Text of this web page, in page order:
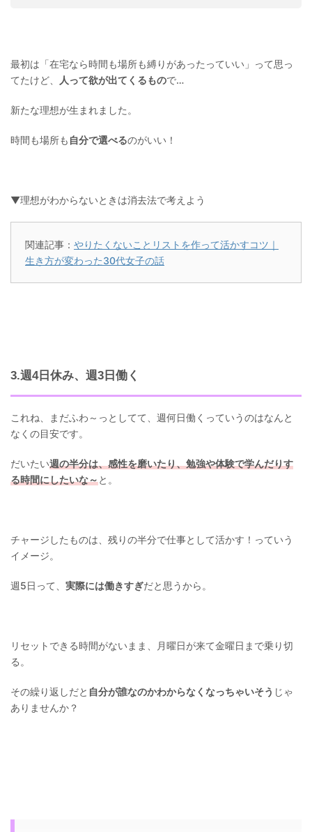
最初は「在宅なら時間も場所も縛りがあったっていい」って思っ
てたけど、
人って欲が出てくるもので…
新たな理想が生まれました。
時間も場所も 自分で選べるのがいい！
▼理想がわからないときは消去法で考えよう
関連記事： やりたくないことリストを作って活かすコツ｜
生き方が変わった30代女子の話
3.週4日休み、週3日働く
これね、まだふわ～っとしてて、週何日働くっていうのはなんと
なくの目安です。
だいたい週の半分は、感性を磨いたり、勉強や体験で学んだりす
る時間にしたいな～と。
チャージしたものは、残りの半分で仕事として活かす！っていう
イメージ。
週5日って、 実際には働きすぎだと思うから。
リセットできる時間がないまま、月曜日が来て金曜日まで乗り切
る。
その繰り返しだと 自分が誰なのかわからなくなっちゃいそう じゃ
ありませんか？